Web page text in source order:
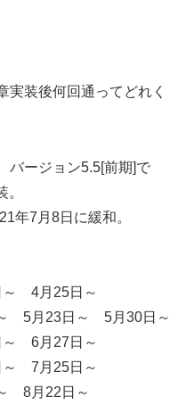
実装後何回通ってどれく
バージョン5.5[前期]で
年7月8日に緩和。
4月25日～
5月23日～ 5月30日～
6月27日～
7月25日～
8月22日～